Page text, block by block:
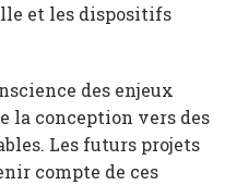
et les dispositifs
des enjeux
la conception vers des
Les futurs projets
compte de ces